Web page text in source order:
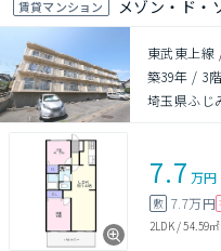
賃貸マンション メゾン・ド・
東武東上線
築39年 / 3
埼玉県ふじ
7.7 万円
敷 7.7万円
2LDK/54.59㎡